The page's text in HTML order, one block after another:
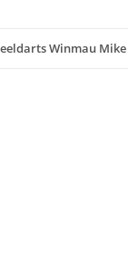
Winmau